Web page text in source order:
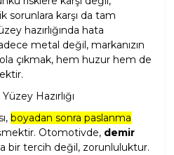
karşı da tam
hazırlığında hata
metal değil, markanızın
çıkmak, hem huzur hem de
Hazırlığı
boyadan sonra paslanma
Otomotivde, demir
bir tercih değil, zorunluluktur.